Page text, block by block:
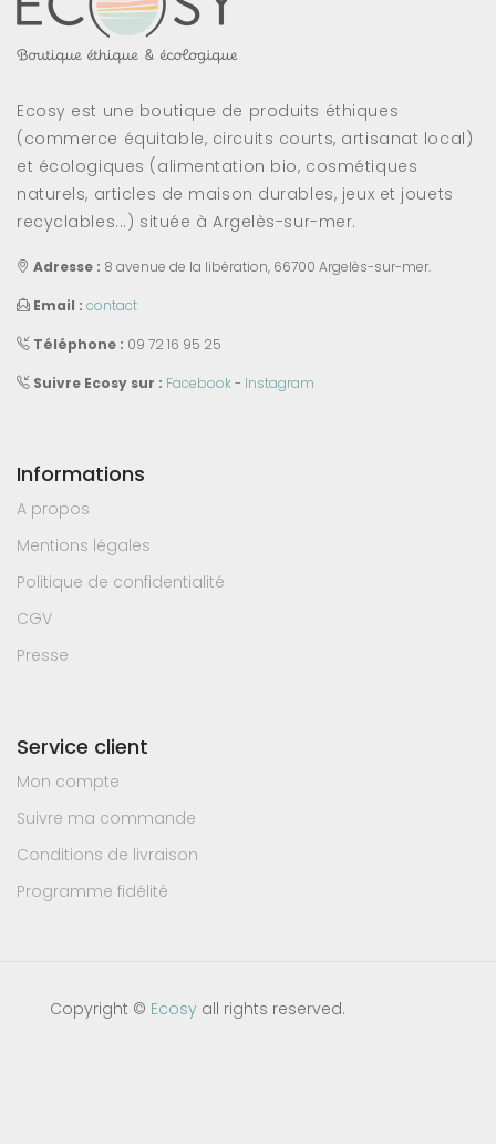
Ecosy est une boutique de produits éthiques
(commerce équitable, circuits courts, artisanat local)
et écologiques (alimentation bio, cosmétiques
naturels, articles de maison durables, jeux et jouets
recyclables...) située à Argelès-sur-mer.
Adresse : 8 avenue de la libération, 66700 Argelès-sur-mer.
Email : contact
Téléphone : 09 72 16 95 25
Suivre Ecosy sur : Facebook- Instagram
Informations
A propos
Mentions légales
Politique de confidentialité
CGV
Presse
Service client
Mon compte
Suivre ma commande
Conditions de livraison
Programme fidélité
Copyright © Ecosy all rights reserved.